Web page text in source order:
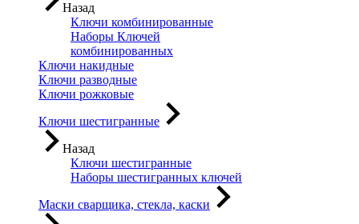
Назад
Ключи комбинированные
Наборы Ключей
комбинированных
Ключи накидные
Ключи разводные
Ключи рожковые
Ключи шестигранные
Назад
Ключи шестигранные
Наборы шестигранных ключей
Маски сварщика, стекла, каски